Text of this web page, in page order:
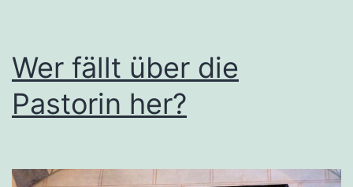
Wer fällt über die
Pastorin her?